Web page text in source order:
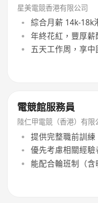
星美電競香港有限公司
綜合月薪 14k-18k
年終花紅，豐厚薪
五天工作周，享中
電競館服務員
陸仁甲電競（香港）有限
提供完整職前訓練
優先考慮相關經驗
能配合輪班制（含